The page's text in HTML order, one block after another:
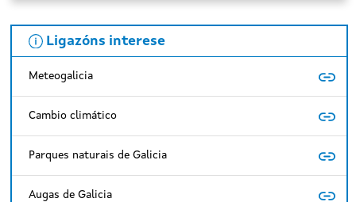
Ligazóns interese
Meteogalicia
Cambio climático
Parques naturais de Galicia
Augas de Galicia